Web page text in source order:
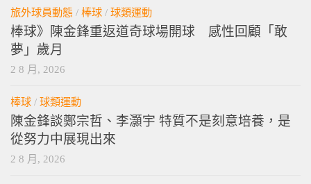
旅外球員動態 / 棒球 / 球類運動
棒球》陳金鋒重返道奇球場開球 感性回顧「敢
夢」歲月
2 8 月, 2026
棒球 / 球類運動
陳金鋒談鄭宗哲、李灝宇 特質不是刻意培養，是
從努力中展現出來
2 8 月, 2026